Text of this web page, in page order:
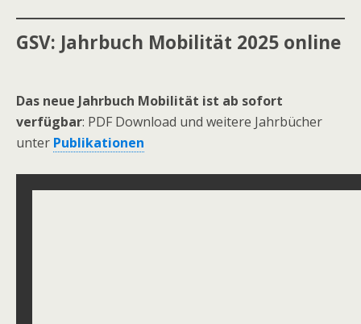
GSV: Jahrbuch Mobilität 2025 online
Das neue Jahrbuch Mobilität ist ab sofort
verfügbar: PDF Download und weitere Jahrbücher
unter Publikationen